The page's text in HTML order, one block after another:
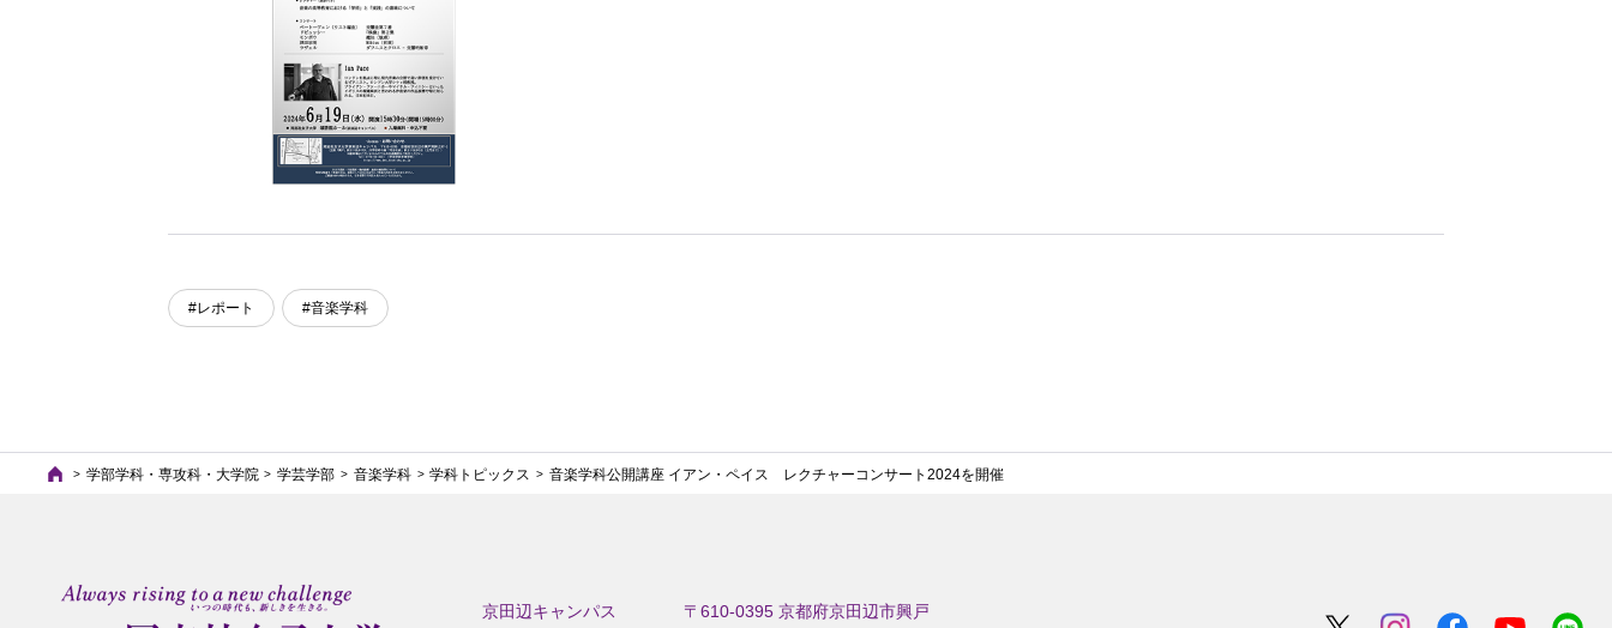
#レポート #音楽学科
学部学科・専攻科・大学院 学芸学部 音楽学科 学科トピックス 音楽学科公開講座 イアン・ペイス レクチャーコンサート2024を開催
京田辺キャンパス 〒610-0395 京都府京田辺市興戸